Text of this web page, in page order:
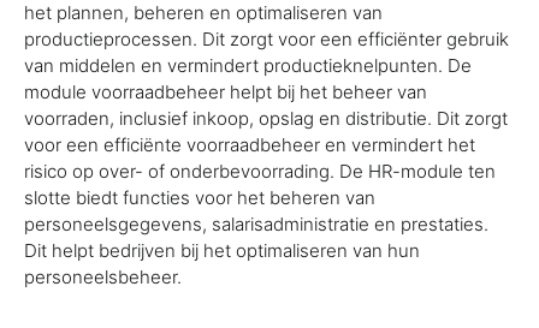
het plannen, beheren en optimaliseren van
productieprocessen. Dit zorgt voor een efficiënter gebruik
van middelen en vermindert productieknelpunten. De
module voorraadbeheer helpt bij het beheer van
voorraden, inclusief inkoop, opslag en distributie. Dit zorgt
voor een efficiënte voorraadbeheer en vermindert het
risico op over- of onderbevoorrading. De HR-module ten
slotte biedt functies voor het beheren van
personeelsgegevens, salarisadministratie en prestaties.
Dit helpt bedrijven bij het optimaliseren van hun
personeelsbeheer.